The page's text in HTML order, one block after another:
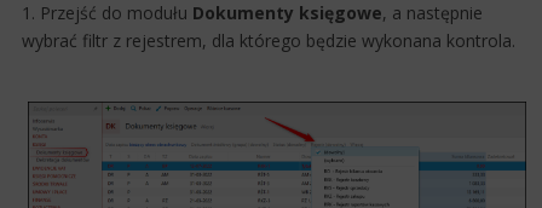
1. Przejść do modułu Dokumenty księgowe, a następnie
wybrać filtr z rejestrem, dla którego będzie wykonana kontrola.